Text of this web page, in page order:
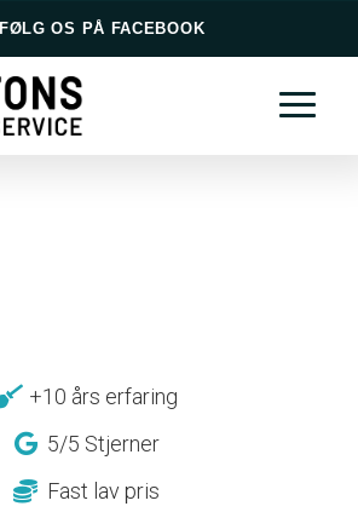
FØLG OS PÅ FACEBOOK
+10 års erfaring
5/5 Stjerner
Fast lav pris